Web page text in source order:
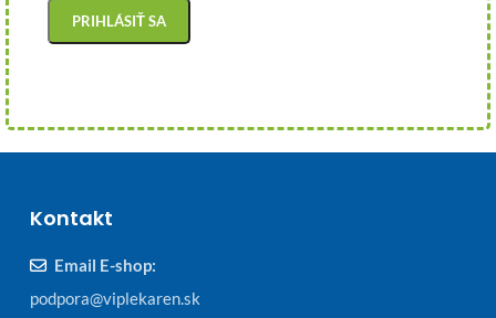
Kontakt
Email E-shop:
podpora@viplekaren.sk